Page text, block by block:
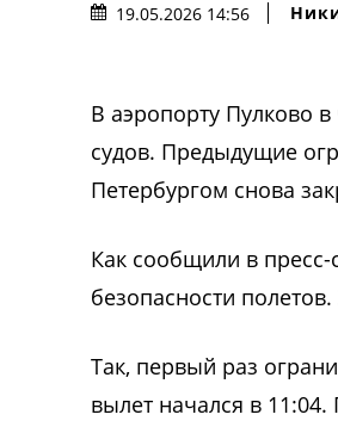
19.05.2026 14:56
В аэропорту Пулково
судов. Предыдущие
Петербургом снова
Как сообщили в
безопасности
Так, первый раз
вылет начался в